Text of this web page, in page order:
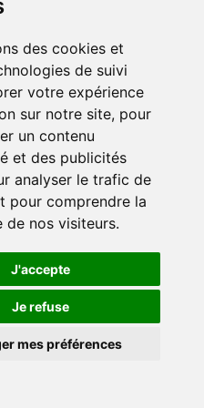
des cookies et
de suivi
votre expérience
sur notre site, pour
un contenu
et des publicités
analyser le trafic de
pour comprendre la
de nos visiteurs.
J'accepte
Je refuse
mes préférences
des cookies et
de suivi
votre expérience
sur notre site, pour
un contenu
et des publicités
analyser le trafic de
pour comprendre la
de nos visiteurs.
J'accepte
Je refuse
mes préférences